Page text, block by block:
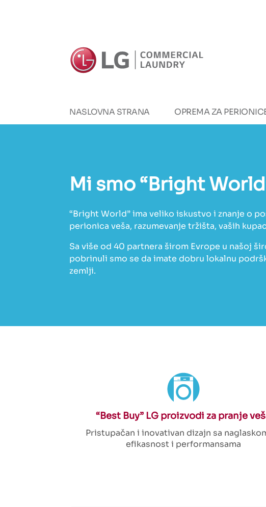
NASLOVNA STRANA OPREMA ZA
Mi smo “Bright
“Bright World” ima veliko iskustvo i znanje o
perionica veša, razumevanje tržišta, vaših
Sa više od 40 partnera širom Evrope u našoj
pobrinuli smo se da imate dobru lokalnu
zemlji.
“Best Buy” LG proizvodi za pranje
Pristupačan i inovativan dizajn sa
efikasnost i performansama